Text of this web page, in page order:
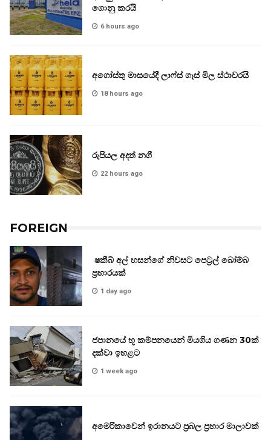
ගොනු කරයි
6 hours ago
අගෝස්තු මාසයේදී ලාෆ්ස් ගෑස් මිල ස්ථාවරයි
18 hours ago
රුපියල අදත් නගී
22 hours ago
FOREIGN
ෂකීබ් අල් හසන්ගේ නිවසට පෙට්‍රල් බෝම්බ
ප්‍රහාරයක්
1 day ago
ජපානයේ භූ කම්පනයෙන් මියගිය ගණන 30ක්
දක්වා ඉහළට
1 week ago
අමෙරිකාවෙන් ඉරානයට ප්‍රබල ප්‍රහාර මාලාවක්